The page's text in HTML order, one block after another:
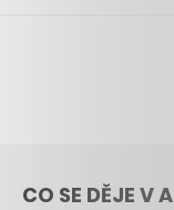
CO SE DĚJE V